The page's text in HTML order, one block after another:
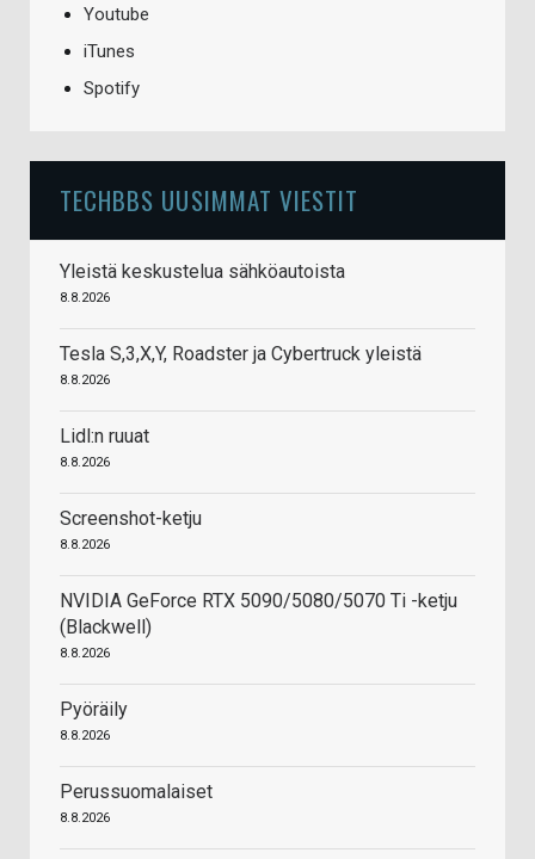
Youtube
iTunes
Spotify
TECHBBS UUSIMMAT VIESTIT
Yleistä keskustelua sähköautoista
8.8.2026
Tesla S,3,X,Y, Roadster ja Cybertruck yleistä
8.8.2026
Lidl:n ruuat
8.8.2026
Screenshot-ketju
8.8.2026
NVIDIA GeForce RTX 5090/5080/5070 Ti -ketju
(Blackwell)
8.8.2026
Pyöräily
8.8.2026
Perussuomalaiset
8.8.2026